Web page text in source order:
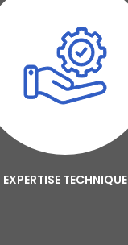
EXPERTISE TECHNIQUE